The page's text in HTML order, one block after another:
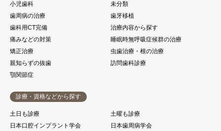
小児歯科
未分類
歯周病の治療
歯牙移植
歯科用CT完備
治療内容から探す
痛みなどの対策
睡眠時無呼吸症候群の治療
矯正治療
虫歯治療・根の治療
親知らずの抜歯
訪問歯科診療
顎関節症
診療・資格などから探す
土日も診療
土曜も診療
日本口腔インプラント学会
日本歯周病学会